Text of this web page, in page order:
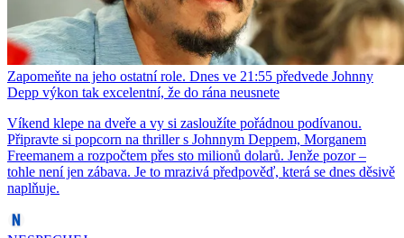
Zapomeňte na jeho ostatní role. Dnes ve 21:55 předvede Johnny
Depp výkon tak excelentní, že do rána neusnete
Víkend klepe na dveře a vy si zasloužíte pořádnou podívanou.
Připravte si popcorn na thriller s Johnnym Deppem, Morganem
Freemanem a rozpočtem přes sto milionů dolarů. Jenže pozor –
tohle není jen zábava. Je to mrazivá předpověď, která se dnes děsivě
naplňuje.